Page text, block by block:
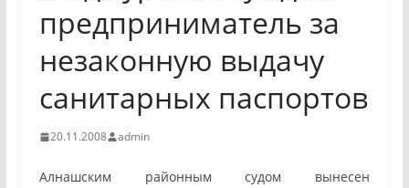
предприниматель за
незаконную выдачу
санитарных паспортов
20.11.2008 admin
Алнашским районным судом вынесен